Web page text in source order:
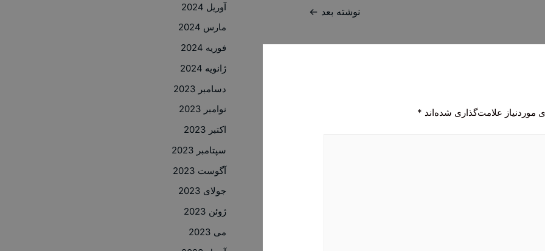
نوشته بعد ←
موردنیاز علامت‌گذاری شده‌اند *
آوریل 2024
مارس 2024
فوریه 2024
ژانویه 2024
دسامبر 2023
نوامبر 2023
اکتبر 2023
سپتامبر 2023
آگوست 2023
جولای 2023
ژوئن 2023
می 2023